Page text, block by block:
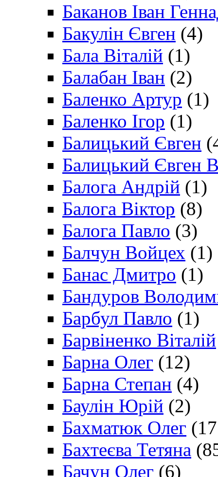
Баканов Іван
Бакулін Євген (4)
Бала Віталій (1)
Балабан Іван (2)
Баленко Артур (1)
Баленко Ігор (1)
Балицький Євген
Балицький Євген
Балога Андрій (1)
Балога Віктор (8)
Балога Павло (3)
Балчун Войцех (1)
Банас Дмитро (1)
Бандуров
Барбул Павло (1)
Барвіненко Віталій
Барна Олег (12)
Барна Степан (4)
Баулін Юрій (2)
Бахматюк Олег
Бахтеєва Тетяна
Бачун Олег (6)